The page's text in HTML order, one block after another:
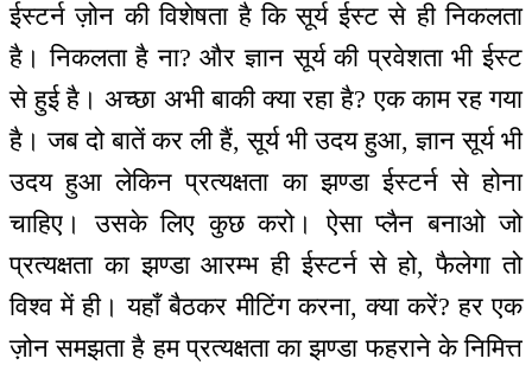
ईस्टर्न ज़ोन की विशेषता है कि सूर्य ईस्ट से ही निकलता
है। निकलता है ना? और ज्ञान सूर्य की प्रवेशता भी ईस्ट
से हुई है। अच्छा अभी बाकी क्या रहा है? एक काम रह गया
है। जब दो बातें कर ली हैं, सूर्य भी उदय हुआ, ज्ञान सूर्य भी
उदय हुआ लेकिन प्रत्यक्षता का झण्डा ईस्टर्न से होना
चाहिए। उसके लिए कुछ करो। ऐसा प्लैन बनाओ जो
प्रत्यक्षता का झण्डा आरम्भ ही ईस्टर्न से हो, फैलेगा तो
विश्व में ही। यहाँ बैठकर मीटिंग करना, क्या करें? हर एक
ज़ोन समझता है हम प्रत्यक्षता का झण्डा फहराने के निमित्त